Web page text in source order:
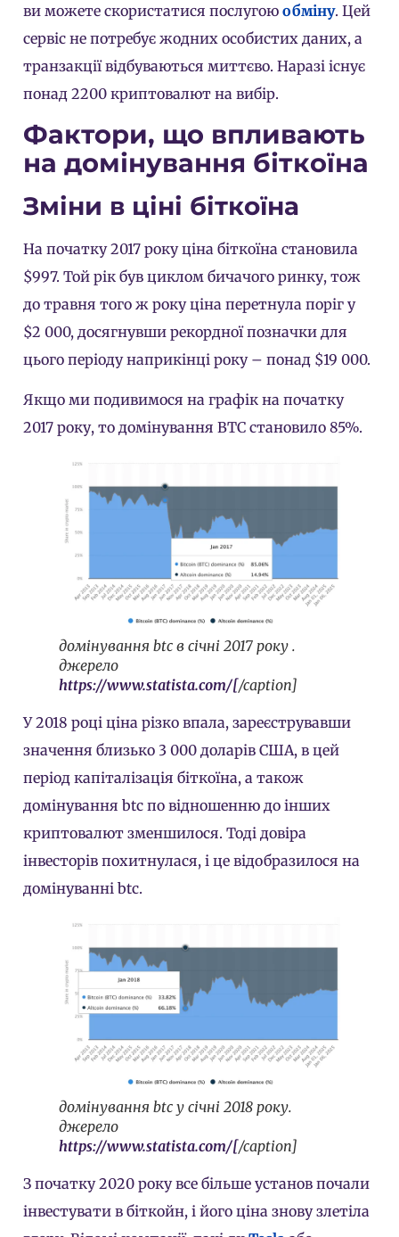
ви можете скористатися послугою обміну. Цей
сервіс не потребує жодних особистих даних, а
транзакції відбуваються миттєво. Наразі існує
понад 2200 криптовалют на вибір.
Фактори, що впливають
на домінування біткоїна
Зміни в ціні біткоїна
На початку 2017 року ціна біткоїна становила
$997. Той рік був циклом бичачого ринку, тож
до травня того ж року ціна перетнула поріг у
$2 000, досягнувши рекордної позначки для
цього періоду наприкінці року – понад $19 000.
Якщо ми подивимося на графік на початку
2017 року, то домінування BTC становило 85%.
домінування btc в січні 2017 року .
джерело
https://www.statista.com/[/caption]
У 2018 році ціна різко впала, зареєструвавши
значення близько 3 000 доларів США, в цей
період капіталізація біткоїна, а також
домінування btc по відношенню до інших
криптовалют зменшилося. Тоді довіра
інвесторів похитнулася, і це відобразилося на
домінуванні btc.
домінування btc у січні 2018 року.
джерело
https://www.statista.com/[/caption]
З початку 2020 року все більше установ почали
інвестувати в біткойн, і його ціна знову злетіла